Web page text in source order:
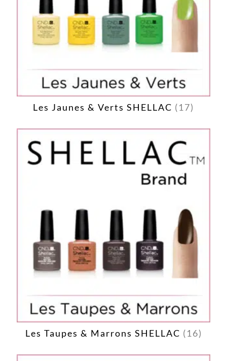
Les Jaunes & Verts SHELLAC (17)
Les Taupes & Marrons SHELLAC (16)